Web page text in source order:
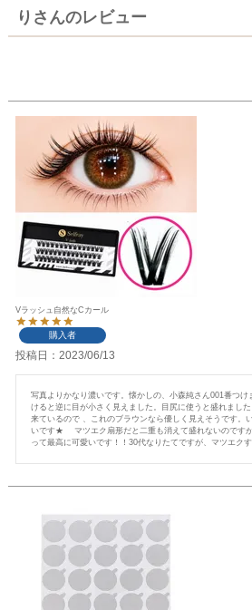
りさんのレビュー
Vラッシュ自然なCカール
購入者
投稿日 2023/06/13
写真よりかなり濃いです。懐かしの、小森純さん001番つ
けると逆に目が小さく見えました。目尻に使うと盛れまし
来ているので 、これのブラウンなら優しく見えそうです。
いです★    マツエク扇形だと二重も消えて盛れないのです
って最高に可愛いです！！30代なりたてですが、マツエク